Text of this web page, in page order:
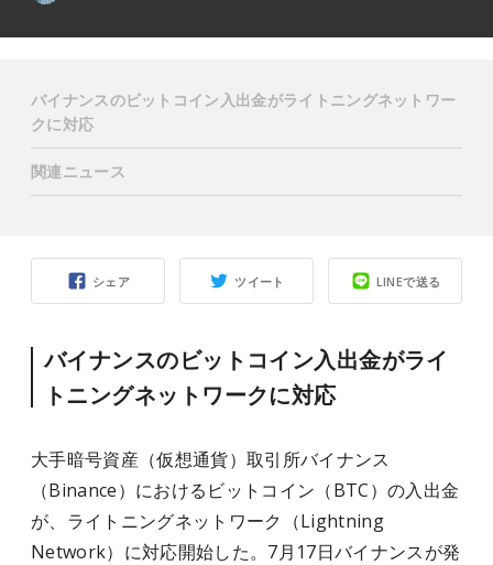
シェア ツイート LINEで送る
バイナンスのビットコイン入出金がライ
トニングネットワークに対応
大手暗号資産（仮想通貨）取引所バイナンス
（Binance）におけるビットコイン（BTC）の入出金
が、ライトニングネットワーク（Lightning
Network）に対応開始した。7月17日バイナンスが発
バイナンスのビットコイン入出金がライトニングネットワー
クに対応
関連ニュース